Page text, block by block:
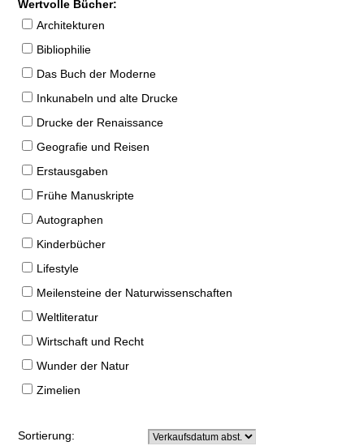
Wertvolle Bücher:
Architekturen
Bibliophilie
Das Buch der Moderne
Inkunabeln und alte Drucke
Drucke der Renaissance
Geografie und Reisen
Erstausgaben
Frühe Manuskripte
Autographen
Kinderbücher
Lifestyle
Meilensteine der Naturwissenschaften
Weltliteratur
Wirtschaft und Recht
Wunder der Natur
Zimelien
Sortierung: